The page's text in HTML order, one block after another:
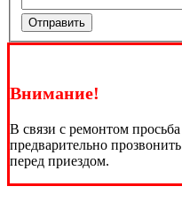
Отправить
Внимание!
В связи с ремонтом просьба
предварительно прозвонить
перед приездом.